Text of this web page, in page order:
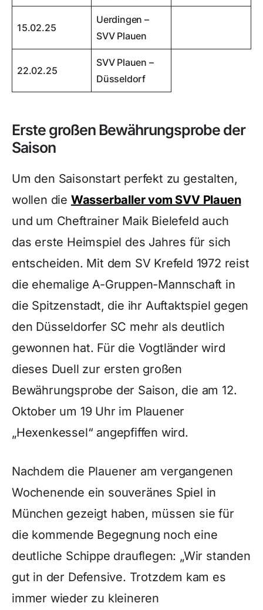
15.02.25
Uerdingen –
SVV Plauen
22.02.25
SVV Plauen –
Düsseldorf
Erste großen Bewährungsprobe der
Saison
Um den Saisonstart perfekt zu gestalten,
wollen die Wasserballer vom SVV Plauen
und um Cheftrainer Maik Bielefeld auch
das erste Heimspiel des Jahres für sich
entscheiden. Mit dem SV Krefeld 1972 reist
die ehemalige A-Gruppen-Mannschaft in
die Spitzenstadt, die ihr Auftaktspiel gegen
den Düsseldorfer SC mehr als deutlich
gewonnen hat. Für die Vogtländer wird
dieses Duell zur ersten großen
Bewährungsprobe der Saison, die am 12.
Oktober um 19 Uhr im Plauener
„Hexenkessel“ angepfiffen wird.
Nachdem die Plauener am vergangenen
Wochenende ein souveränes Spiel in
München gezeigt haben, müssen sie für
die kommende Begegnung noch eine
deutliche Schippe drauflegen: „Wir standen
gut in der Defensive. Trotzdem kam es
immer wieder zu kleineren